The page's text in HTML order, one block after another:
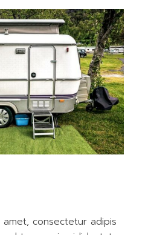
consectetur adipis